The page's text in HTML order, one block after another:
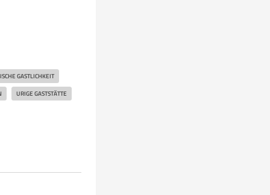
GASTLICHKEIT
URIGE GASTSTÄTTE